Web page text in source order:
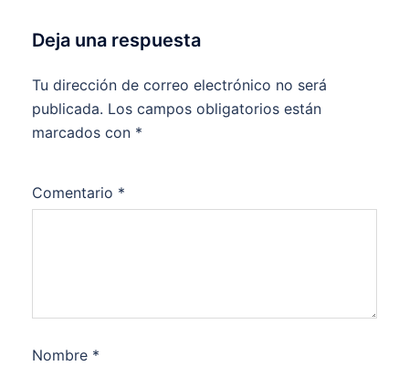
Deja una respuesta
Tu dirección de correo electrónico no será
publicada. Los campos obligatorios están
marcados con *
Comentario *
Nombre *